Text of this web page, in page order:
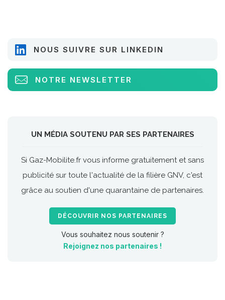
NOUS SUIVRE SUR LINKEDIN
NOTRE NEWSLETTER
UN MÉDIA SOUTENU PAR SES PARTENAIRES
Si Gaz-Mobilite.fr vous informe gratuitement et sans
publicité sur toute l'actualité de la filière GNV, c'est
grâce au soutien d'une quarantaine de partenaires.
DÉCOUVRIR NOS PARTENAIRES
Vous souhaitez nous soutenir ?
Rejoignez nos partenaires !